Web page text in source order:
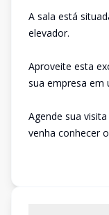
A sala está
elevador.
Aproveite esta
sua empresa em
Agende sua
venha conhecer